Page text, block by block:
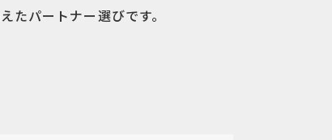
たパートナー選びです。